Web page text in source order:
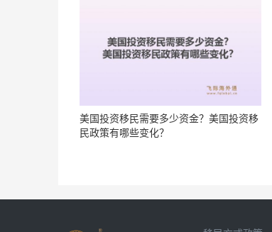
美国投资移民需要多少资金？美国投资移
民政策有哪些变化？